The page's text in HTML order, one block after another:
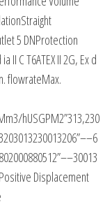
Straight
5 DNProtection
ia II C T6ATEX II 2G, Ex d
flowrateMax.
m3/hUSGPM2”313,230
3013230013206”––6
2000880512”––30013
Positive Displacement